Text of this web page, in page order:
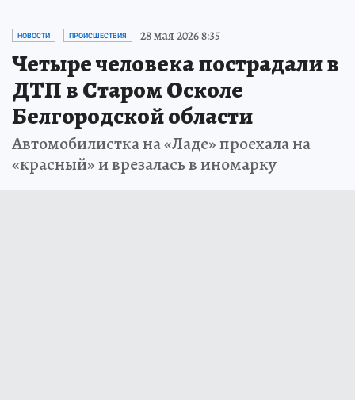
НОВОСТИ ПРОИСШЕСТВИЯ 28 мая 2026 8:35
Четыре человека пострадали в
ДТП в Старом Осколе
Белгородской области
Автомобилистка на «Ладе» проехала на
«красный» и врезалась в иномарку